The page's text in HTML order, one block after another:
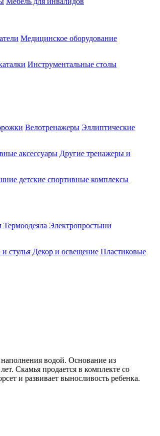
Медицинское оборудование
Инструментальные столы
Велотренажеры Эллиптические
аксессуары Другие тренажеры и
детские спортивные комплексы
Термоодеяла Электропростыни
стулья Декор и освещение Пластиковые
наполнения водой. Основание из
Скамья продается в комплекте со
и развивает выносливость ребенка.